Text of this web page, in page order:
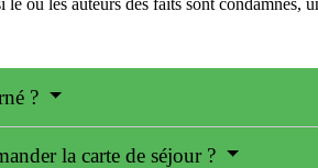
?
la carte de séjour ?